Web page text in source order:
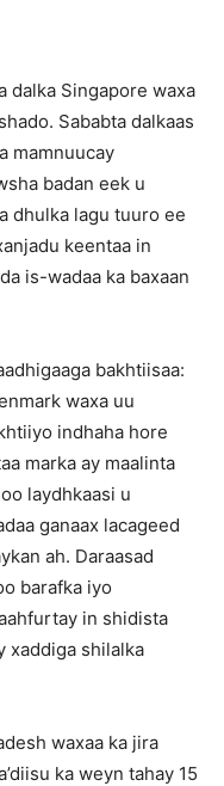
dalka Singapore waxa
Sababta dalkaas
mamnuucay
badan eek u
dhulka lagu tuuro ee
keentaa in
is-wadaa ka baxaan
bakhtiisaa:
waxa uu
indhaha hore
marka ay maalinta
laydhkaasi u
ganaax lacageed
ah. Daraasad
barafka iyo
in shidista
xaddiga shilalka
waxaa ka jira
ka weyn tahay 15